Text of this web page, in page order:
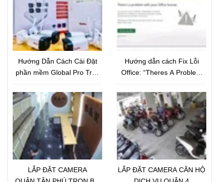
Hướng Dẫn Cách Cài Đặt
phần mềm Global Pro Trên
Hướng dẫn cách Fix Lỗi
Office: “Theres A Problem
LẮP ĐẶT CAMERA
LẮP ĐẶT CAMERA CĂN HỘ